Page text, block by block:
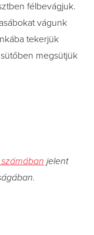
félbevágjuk.
vágunk
tekerjük
megsütjük
jelent